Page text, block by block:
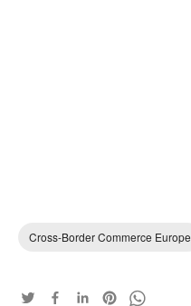
Cross-Border Commerce Europe